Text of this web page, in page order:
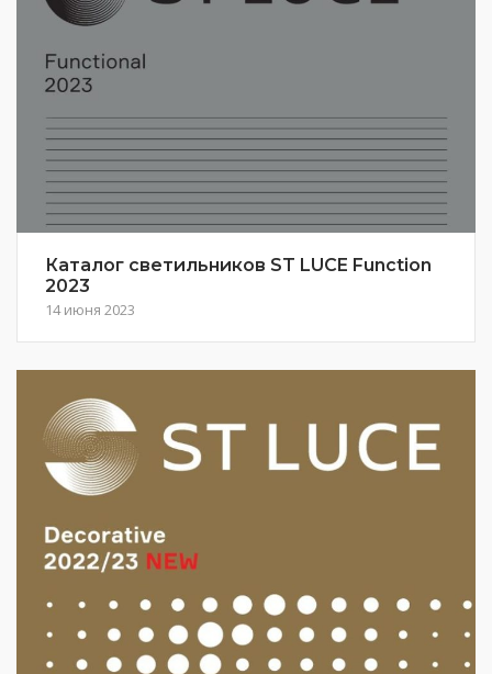
Каталог светильников ST LUCE Function
2023
14 июня 2023